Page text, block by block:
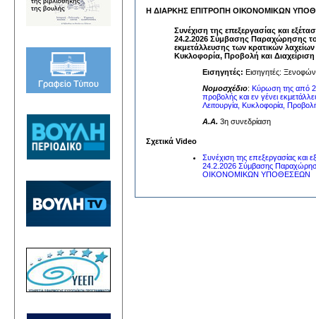
Η ΔΙΑΡΚΗΣ ΕΠΙΤΡΟΠΗ ΟΙΚΟΝΟΜΙΚΩΝ
Συνέχιση της επεξεργασίας και
24.2.2026 Σύμβασης Παραχώρησης του
εκμετάλλευσης των κρατικών
Κυκλοφορία, Προβολή και
Εισηγητές: Εισηγητές:
Νομοσχέδιο: Κύρωση της από
προβολής και εν γένει
Λειτουργία, Κυκλοφορία,
A.A. 3η συνεδρίαση
Σχετικά Video
Συνέχιση της επεξεργασίας και
24.2.2026 Σύμβασης
ΟΙΚΟΝΟΜΙΚΩΝ ΥΠΟΘΕΣΕΩΝ